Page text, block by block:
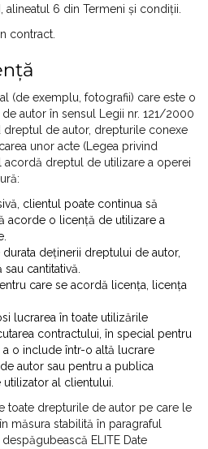
6 din Termeni și condiții.
contract.
(de exemplu, fotografii) care este o
autor în sensul Legii nr. 121/2000
de autor, drepturile conexe
unor acte (Legea privind
acordă dreptul de utilizare a operei
clientul poate continua să
acorde o licență de utilizare a
durata deținerii dreptului de autor,
cantitativă.
care se acordă licența, licența
lucrarea în toate utilizările
contractului, în special pentru
o include într-o altă lucrare
autor sau pentru a publica
al clientului.
toate drepturile de autor pe care le
măsura stabilită în paragraful
ELITE Date